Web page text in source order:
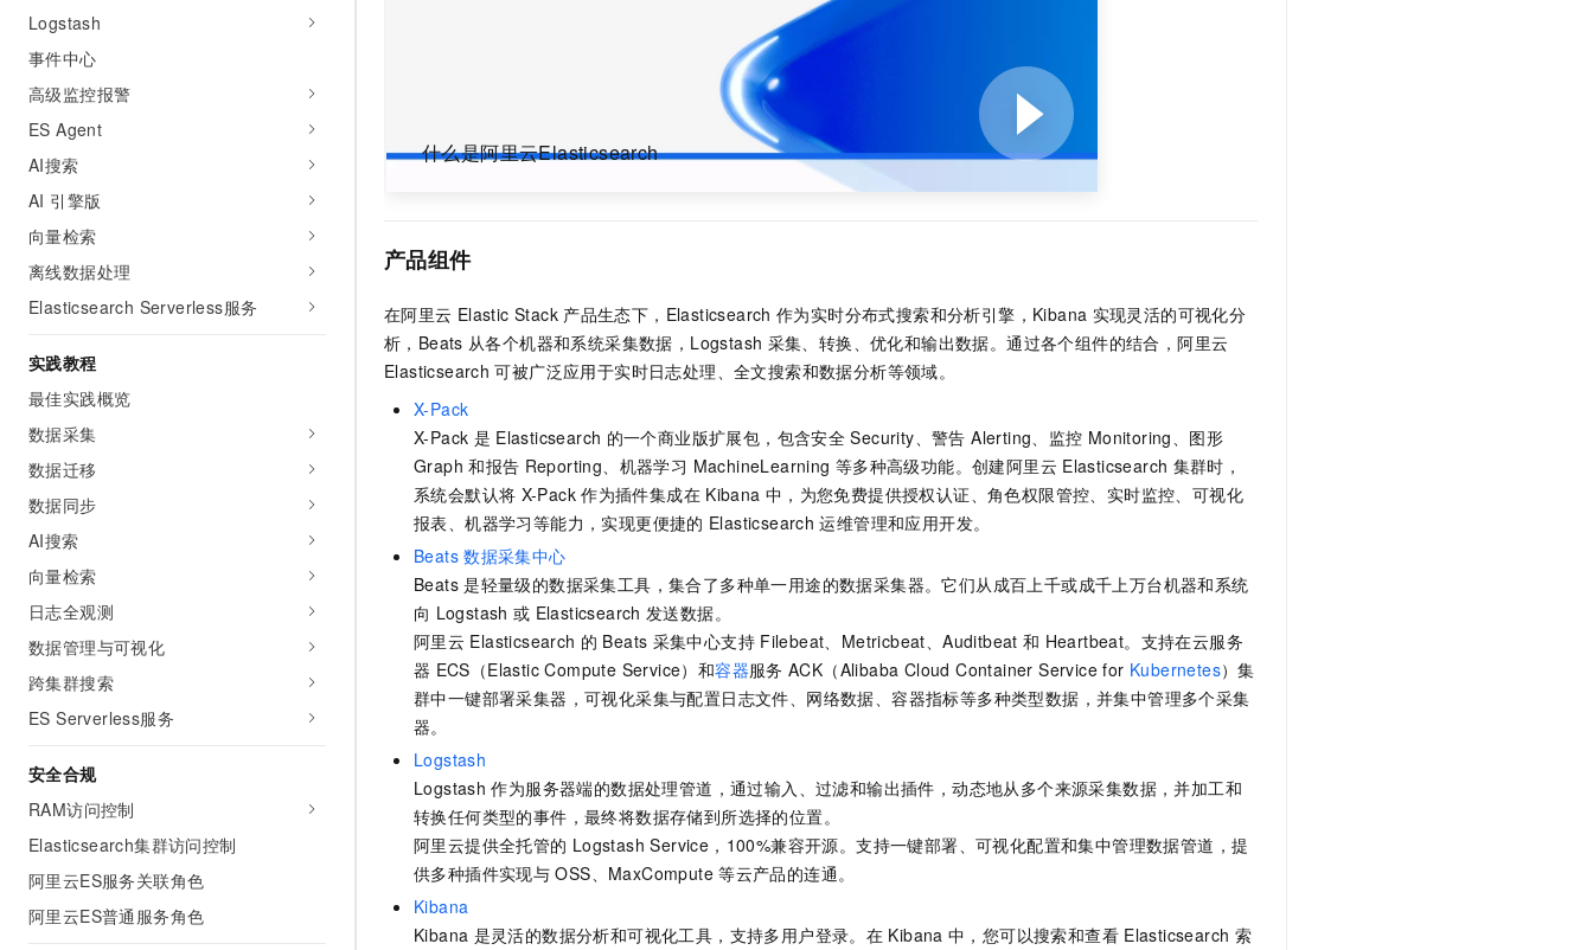
Logstash
事件中心
高级监控报警
ES Agent
AI搜索
AI 引擎版
向量检索
离线数据处理
Elasticsearch Serverless服务
实践教程
最佳实践概览
数据采集
数据迁移
数据同步
AI搜索
向量检索
日志全观测
数据管理与可视化
跨集群搜索
ES Serverless服务
安全合规
RAM访问控制
Elasticsearch集群访问控制
阿里云ES服务关联角色
阿里云ES普通服务角色
什么是阿里云Elasticsearch
产品组件
在阿里云 Elastic Stack 产品生态下，Elasticsearch 作为实时分布式搜索和分析引擎，Kibana 实现灵活的可视化分
析，Beats 从各个机器和系统采集数据，Logstash 采集、转换、优化和输出数据。通过各个组件的结合，阿里云
Elasticsearch 可被广泛应用于实时日志处理、全文搜索和数据分析等领域。
X-Pack
X-Pack 是 Elasticsearch 的一个商业版扩展包，包含安全 Security、警告 Alerting、监控 Monitoring、图形
Graph 和报告 Reporting、机器学习 MachineLearning 等多种高级功能。创建阿里云 Elasticsearch 集群时，
系统会默认将 X-Pack 作为插件集成在 Kibana 中，为您免费提供授权认证、角色权限管控、实时监控、可视化
报表、机器学习等能力，实现更便捷的 Elasticsearch 运维管理和应用开发。
Beats 数据采集中心
Beats 是轻量级的数据采集工具，集合了多种单一用途的数据采集器。它们从成百上千或成千上万台机器和系统
向 Logstash 或 Elasticsearch 发送数据。
阿里云 Elasticsearch 的 Beats 采集中心支持 Filebeat、Metricbeat、Auditbeat 和 Heartbeat。支持在云服务
器 ECS（Elastic Compute Service）和容器服务 ACK（Alibaba Cloud Container Service for Kubernetes）集
群中一键部署采集器，可视化采集与配置日志文件、网络数据、容器指标等多种类型数据，并集中管理多个采集
器。
Logstash
Logstash 作为服务器端的数据处理管道，通过输入、过滤和输出插件，动态地从多个来源采集数据，并加工和
转换任何类型的事件，最终将数据存储到所选择的位置。
阿里云提供全托管的 Logstash Service，100%兼容开源。支持一键部署、可视化配置和集中管理数据管道，提
供多种插件实现与 OSS、MaxCompute 等云产品的连通。
Kibana
Kibana 是灵活的数据分析和可视化工具，支持多用户登录。在 Kibana 中，您可以搜索和查看 Elasticsearch 索
即刻拥有 DeepSeek-R1 满血版
专有云